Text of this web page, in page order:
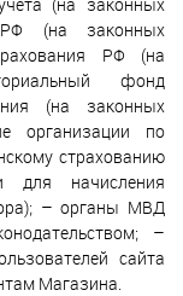
(на законных
РФ (на
фонд
(на законных
организации по
страхованию
для начисления
– органы МВД
–
сайта
Магазина.